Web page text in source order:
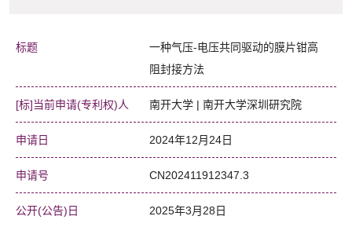
标题
一种气压-电压共同驱动的膜片钳高
阻封接方法
[标]当前申请(专利权)人 南开大学 | 南开大学深圳研究院
申请日 2024年12月24日
申请号 CN202411912347.3
公开(公告)日 2025年3月28日